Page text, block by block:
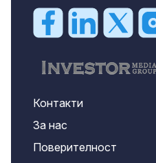
Контакти
За нас
Поверителност